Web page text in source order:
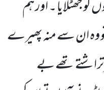
جھٹلایا ۔ اور ہم
وہ ان سے منہ پھیرے
تھے بے